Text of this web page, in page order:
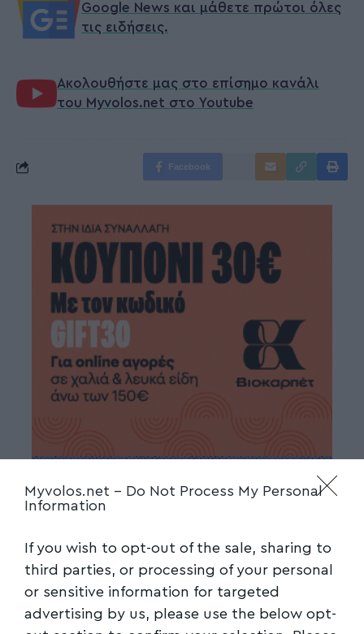
Myvolos.net - Do Not Process My Personal
Information
If you wish to opt-out of the sale, sharing to
third parties, or processing of your personal
or sensitive information for targeted
advertising by us, please use the below opt-
Google News και μάθετε πρώτοι όλες
τις ειδήσεις.
Ακολουθήστε μας στο επίσημο κανάλι
του Myvolos.net στο Youtube
Facebook